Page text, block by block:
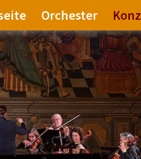
Orchester